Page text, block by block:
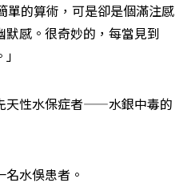
單的算術，可是卻是個滿注感
感。很奇妙的，每當見到
天性水保症者——水銀中毒的
水俁患者。